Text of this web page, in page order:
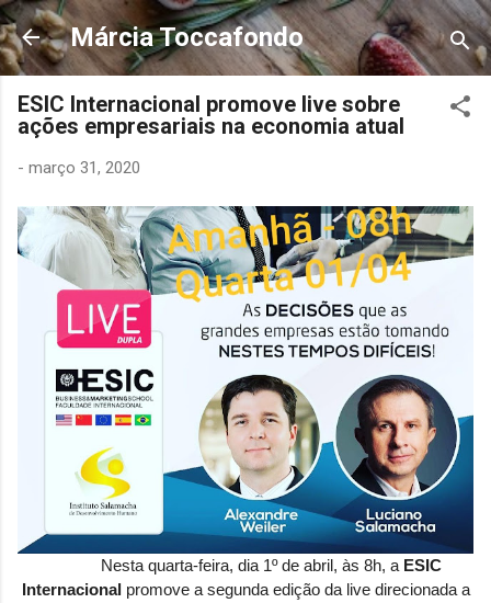
Pular para o conteúdo principal
Márcia Toccafondo
ESIC Internacional promove live sobre
ações empresariais na economia atual
- março 31, 2020
Nesta quarta-feira, dia 1º de abril, às 8h, a ESIC
Internacional promove a segunda edição da live direcionada a